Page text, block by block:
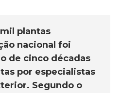
plantas
nacional foi
de cinco décadas
por especialistas
Segundo o